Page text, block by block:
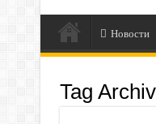
Новости
Tag